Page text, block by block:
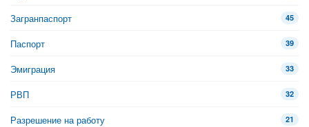
Загранпаспорт 45
Паспорт 39
Эмиграция 33
РВП 32
Разрешение на работу 21